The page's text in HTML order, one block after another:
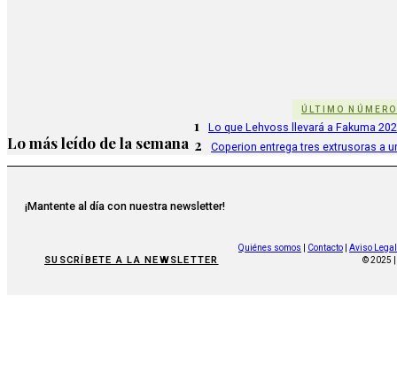
ÚLTIMO NÚMERO
Lo más leído de la semana
1 Lo que Lehvoss llevará a Fakuma
2 Coperion entrega tres extrusoras a
¡Mantente al día con nuestra newsletter!
SUSCRÍBETE A LA NEWSLETTER
Quiénes somos Contacto
Aviso Legal
© 2025